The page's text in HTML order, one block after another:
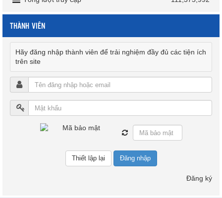
THÀNH VIÊN
Hãy đăng nhập thành viên để trải nghiệm đầy đủ các tiện ích
trên site
Đăng nhập
Đăng ký